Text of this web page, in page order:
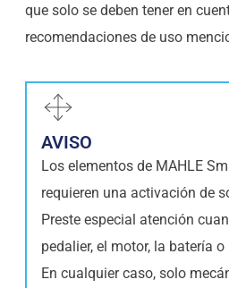
que solo se deben tener en
recomendaciones de uso
AVISO
Los elementos de MAHLE
requieren una activación de
Preste especial atención
pedalier, el motor, la batería
En cualquier caso, solo